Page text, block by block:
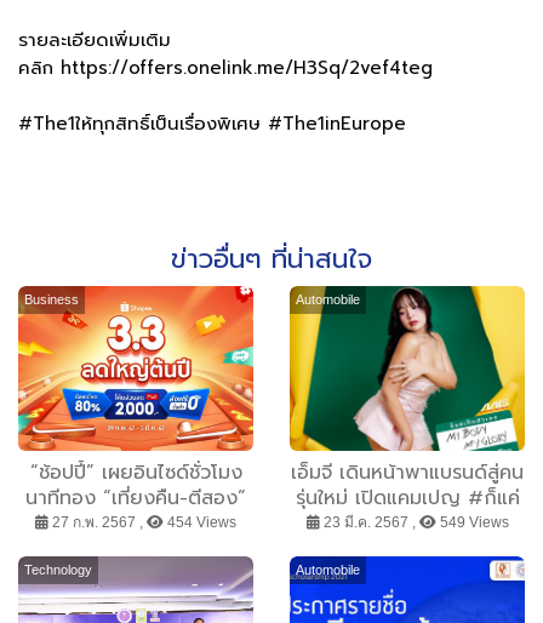
รายละเอียดเพิ่มเติม
คลิก https://offers.onelink.me/H3Sq/2vef4teg
#The1ให้ทุกสิทธิ์เป็นเรื่องพิเศษ #The1inEurope
ข่าวอื่นๆ ที่น่าสนใจ
Business
“ช้อปปี้” เผยอินไซด์ชั่วโมง
นาทีทอง “เที่ยงคืน-ตีสอง”
27 ก.พ. 2567 , 454 Views
Automobile
เอ็มจี เดินหน้าพาแบรนด์สู่คน
รุ่นใหม่ เปิดแคมเปญ #ก็แค่
เป็นตัวเองDareToBeYou
สนับสนุนให้ “กล้า” เป็นตัว
เองได้อย่างเต็มที่
23 มี.ค. 2567 , 549 Views
Technology Automobile